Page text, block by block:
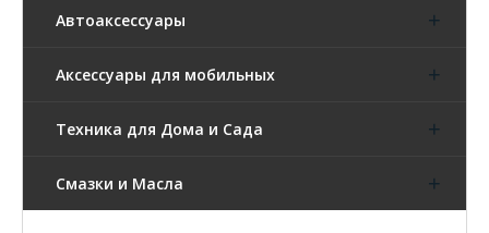
Автоаксессуары
Аксессуары для мобильных
Техника для Дома и Сада
Смазки и Масла